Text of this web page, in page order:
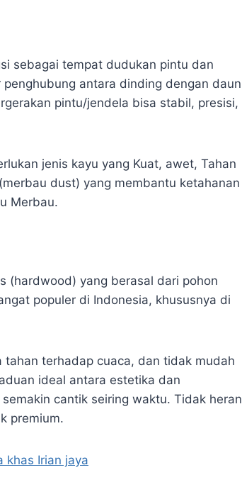
sebagai tempat dudukan pintu dan
antara dinding dengan daun
pintu/jendela bisa stabil, presisi,
jenis kayu yang Kuat, awet, Tahan
dust) yang membantu ketahanan
Merbau.
(hardwood) yang berasal dari pohon
populer di Indonesia, khususnya di
terhadap cuaca, dan tidak mudah
ideal antara estetika dan
cantik seiring waktu. Tidak heran
premium.
khas Irian jaya